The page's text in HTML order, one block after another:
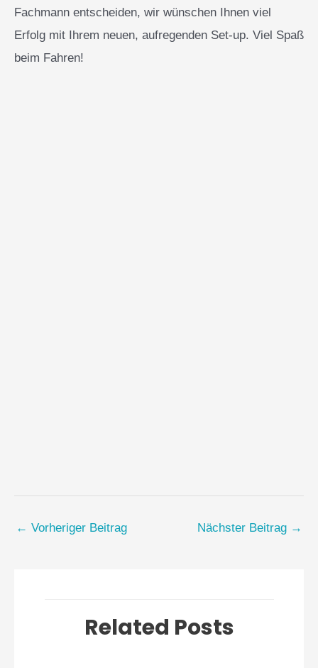
Fachmann entscheiden, wir wünschen Ihnen viel
Erfolg mit Ihrem neuen, aufregenden Set-up. Viel Spaß
beim Fahren!
← Vorheriger Beitrag Nächster Beitrag →
Related Posts